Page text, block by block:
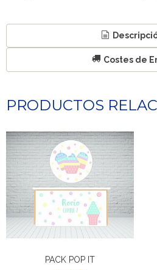
Costes de
PRODUCTOS
PACK POP IT